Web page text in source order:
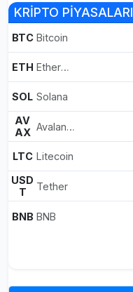
KRİPTO PİYASALARI
BTC Bitcoin
ETH Ethereum
SOL Solana
AV
AX
Avalanche
LTC Litecoin
USD
T
Tether
BNB BNB